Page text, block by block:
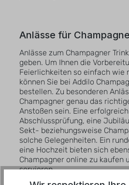
Anlässe für
Anlässe zum Champagner
geben. Um Ihnen die
Feierlichkeiten so einfach wie
können Sie bei Addilo
bestellen. Zu besonderen
Champagner genau das
Anstoßen sein. Eine
Abschlussprüfung, eine
Sekt- beziehungsweise
solche Gelegenheiten. Ein
eine Hochzeit bieten sich
Champagner online zu kaufen
servieren.